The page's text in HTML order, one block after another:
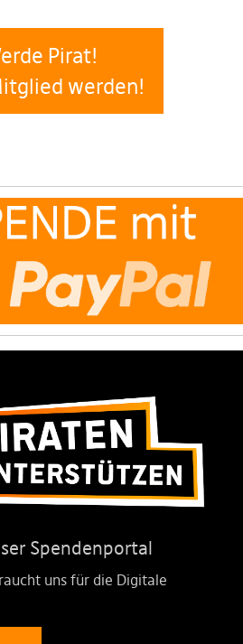
Pirat!
werden!
Spendenportal
uns für die Digitale